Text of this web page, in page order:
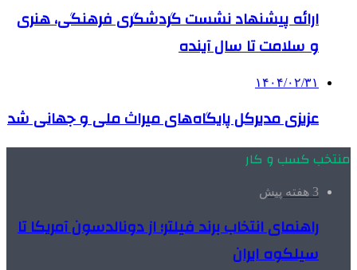
ارائه پیشنهاد نشست گردشگری فرهنگی، هنری
و سلامت تا سال آینده
۱۴۰۴/۰۲/۳۱
عزیزی مدیرکل پایگاه‌های میراث ملی و جهانی شد
منتخب کسب و کار
3 هفته پیش
راهنمای انتخاب برند فیلتر؛ از دونالدسون آمریکا تا
سیلکوه ایران